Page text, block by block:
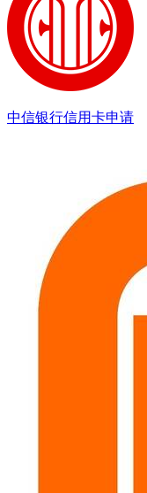
中信银行信用卡申请